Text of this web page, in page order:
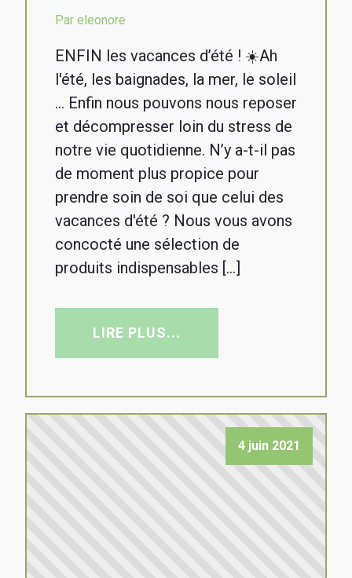
Par eleonore
ENFIN les vacances d’été ! ☀️Ah
l'été, les baignades, la mer, le soleil
... Enfin nous pouvons nous reposer
et décompresser loin du stress de
notre vie quotidienne. N’y a-t-il pas
de moment plus propice pour
prendre soin de soi que celui des
vacances d'été ? Nous vous avons
concocté une sélection de
produits indispensables […]
LIRE PLUS...
4 juin 2021